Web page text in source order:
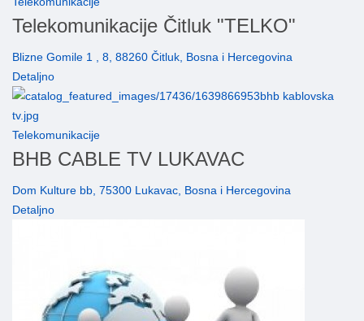
Telekomunikacije Čitluk "TELKO"
Blizne Gomile 1 , 8, 88260 Čitluk, Bosna i Hercegovina
Detaljno
Telekomunikacije
BHB CABLE TV LUKAVAC
Dom Kulture bb, 75300 Lukavac, Bosna i Hercegovina
Detaljno